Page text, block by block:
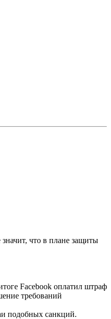
что в плане защиты
Facebook оплатил штраф
требований
подобных санкций.